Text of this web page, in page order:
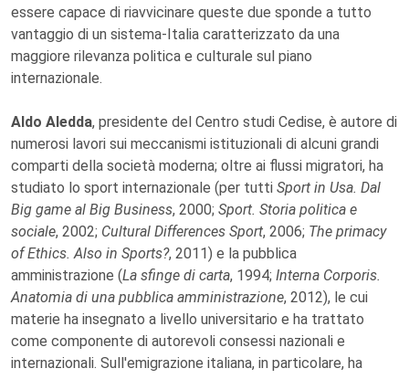
essere capace di riavvicinare queste due sponde a tutto
vantaggio di un sistema-Italia caratterizzato da una
maggiore rilevanza politica e culturale sul piano
internazionale.
Aldo Aledda, presidente del Centro studi Cedise, è autore di
numerosi lavori sui meccanismi istituzionali di alcuni grandi
comparti della società moderna; oltre ai flussi migratori, ha
studiato lo sport internazionale (per tutti Sport in Usa. Dal
Big game al Big Business, 2000; Sport. Storia politica e
sociale, 2002; Cultural Differences Sport, 2006; The primacy
of Ethics. Also in Sports?, 2011) e la pubblica
amministrazione (La sfinge di carta, 1994; Interna Corporis.
Anatomia di una pubblica amministrazione, 2012), le cui
materie ha insegnato a livello universitario e ha trattato
come componente di autorevoli consessi nazionali e
internazionali. Sull'emigrazione italiana, in particolare, ha